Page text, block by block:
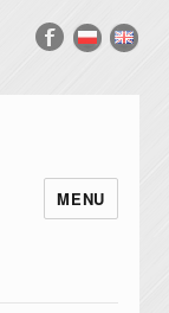
MENU